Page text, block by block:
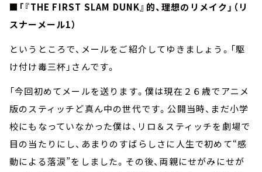
■「『THE FIRST SLAM DUNK』的、理想のリメイク」（リ
スナーメール1）
というところで、メールをご紹介してゆきましょう。「駆
け付け毒三杯」さんです。
「今回初めてメールを送ります。僕は現在２６歳でアニメ
版のスティッチど真ん中の世代です。公開当時、まだ小学
校にもなっていなかった僕は、リロ＆スティッチを劇場で
目の当たりにし、あまりのすばらしさに人生で初めて“感
動による落涙”をしました。その後、両親にせがみにせが